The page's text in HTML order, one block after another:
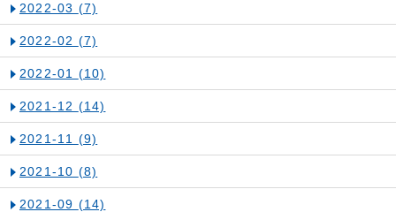
2022-03 (7)
2022-02 (7)
2022-01 (10)
2021-12 (14)
2021-11 (9)
2021-10 (8)
2021-09 (14)